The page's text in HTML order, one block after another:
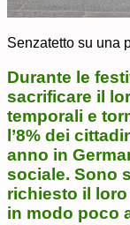
Senzatetto su una
Durante le
sacrificare il
temporali e
l’8% dei
anno in
sociale. Sono
richiesto il
in modo poco